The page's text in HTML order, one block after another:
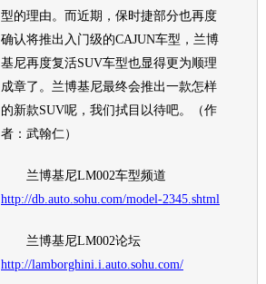
型的理由。而近期， 保时捷部分也再度
确认将推出入门级的CAJUN车型， 兰博
基尼再度复活SUV车型也显得更为顺理
成章了。 兰博基尼最终会推出一款怎样
的新款SUV呢，我们拭目以待吧。（作
者：武翰仁）
兰博基尼LM002车型频道
http://db.auto.sohu.com/model-2345.shtml
兰博基尼LM002论坛
http://lamborghini.i.auto.sohu.com/